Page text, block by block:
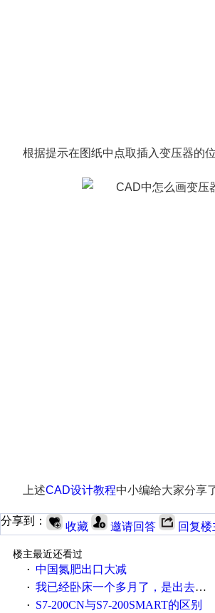
根据提示在图纸中点取插入变压器的
上述CAD设计教程中小编给大家分享
分享到： 收藏 邀请回答 回复楼
楼主最近还看过
· 中国氮肥出口大减
· 我已经卧床一个多月了，是出去安装机械手在高速遭遇车祸所致:大家工作都要特别注意啊
· S7-200CN与S7-200SMART的区别